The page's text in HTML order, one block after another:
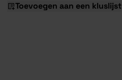
Toevoegen aan een kluslijst